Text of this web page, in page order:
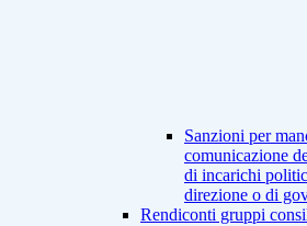
Sanzioni per
comunicazione
di incarichi
direzione o di
Rendiconti gruppi